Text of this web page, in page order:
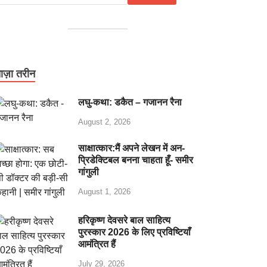
तरीन
लघु-कथा: डकैत – गजानन रैना
August 2, 2026
साक्षात्कार:मैं अपने लेखन में अन-
प्रिडेक्टिबल बनना चाहता हूँ- समीर
गांगुली
August 1, 2026
हरिकृष्ण देवसरे बाल साहित्य
पुरस्कार 2026 के लिए प्रविष्टियाँ
आमंत्रित हैं
July 29, 2026